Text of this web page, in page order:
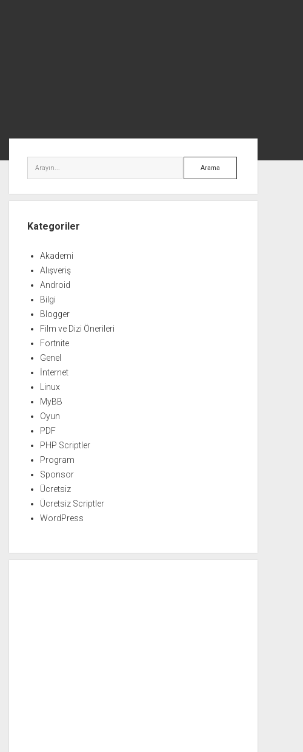
Menü
Arama
Kategoriler
Akademi
Alışveriş
Android
Bilgi
Blogger
Film ve Dizi Önerileri
Fortnite
Genel
İnternet
Linux
MyBB
Oyun
PDF
PHP Scriptler
Program
Sponsor
Ücretsiz
Ücretsiz Scriptler
WordPress